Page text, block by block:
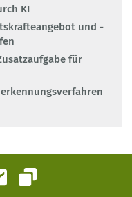
KI
und -
für
E-Mail
Link kopieren